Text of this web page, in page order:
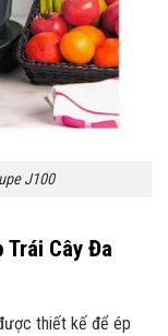
J100
Trái Cây Đa
thiết kế để ép